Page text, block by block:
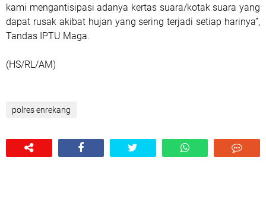
kami mengantisipasi adanya kertas suara/kotak suara yang
dapat rusak akibat hujan yang sering terjadi setiap harinya”,
Tandas IPTU Maga.
(HS/RL/AM)
polres enrekang